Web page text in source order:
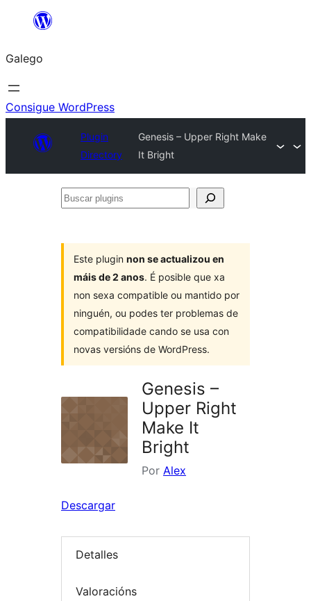
Saltar
contido
Galego
Consigue WordPress
Plugin
Directory
Genesis – Upper Right Make
It Bright
Buscar
Este plugin non se actualizou en
máis de 2 anos. É posible que xa
non sexa compatible ou mantido por
ninguén, ou podes ter problemas de
compatibilidade cando se usa con
novas versións de WordPress.
Genesis –
Upper Right
Make It
Bright
Por Alex
Descargar
Detalles
Valoracións